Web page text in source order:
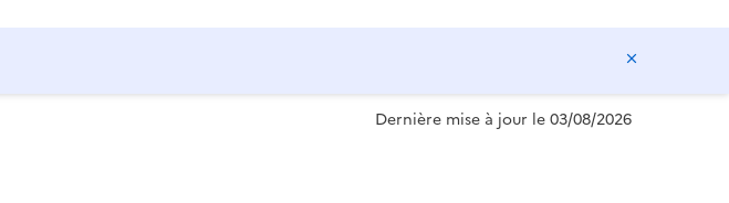
Dernière mise à jour le 03/08/2026